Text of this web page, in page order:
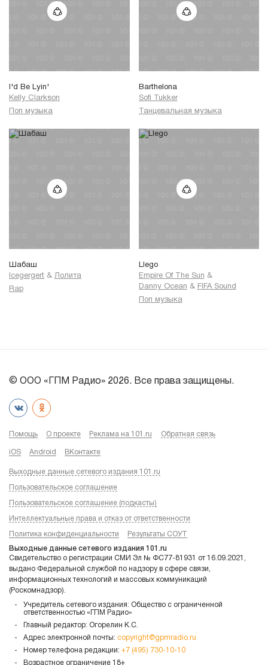
I'd Be Lyin'
Kelly Clarkson
Поп музыка
Barthelona
Sofi Tukker
Танцевальная музыка
Шабаш
Icegergert & Лолита
Rap
Llego
Empire Of The Sun &
Danny Ocean & FIFA Sound
Поп музыка
© ООО «ГПМ Радио» 2026. Все права защищены.
Помощь О проекте Реклама на 101.ru Обратная связь
iOS Android ВКонтакте
Выходные данные сетевого издания 101.ru
Пользовательское соглашение
Пользовательское соглашение (подкасты)
Интеллектуальные права и отказ от ответственности
Политика конфиденциальности Результаты СОУТ
Выходные данные сетевого издания 101.ru
Свидетельство о регистрации СМИ Эл № ФС77-81931 от 16.09.2021,
выдано Федеральной службой по надзору в сфере связи,
информационных технологий и массовых коммуникаций
(Роскомнадзор).
Учредитель сетевого издания: Общество с ограниченной
ответственностью «ГПМ Радио»
Главный редактор: Огорелин К.С.
Адрес электронной почты: copyright@gpmradio.ru
Номер телефона редакции: +7 (495) 730-10-10
Возрастное ограничение 18+